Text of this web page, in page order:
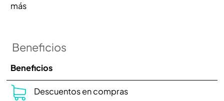
más
Beneficios
Beneficios
Descuentos en compras